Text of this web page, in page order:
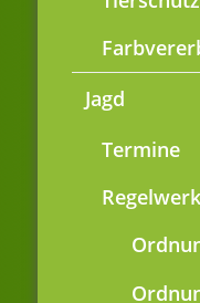
Jagd
Termine